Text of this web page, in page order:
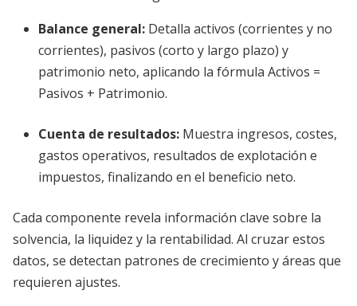
Balance general: Detalla activos (corrientes y no
corrientes), pasivos (corto y largo plazo) y
patrimonio neto, aplicando la fórmula Activos =
Pasivos + Patrimonio.
Cuenta de resultados: Muestra ingresos, costes,
gastos operativos, resultados de explotación e
impuestos, finalizando en el beneficio neto.
Cada componente revela información clave sobre la
solvencia, la liquidez y la rentabilidad. Al cruzar estos
datos, se detectan patrones de crecimiento y áreas que
requieren ajustes.